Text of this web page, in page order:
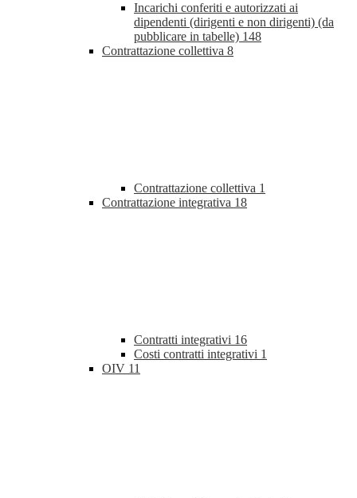
Incarichi conferiti e autorizzati ai
dipendenti (dirigenti e non dirigenti) (da
pubblicare in tabelle) 148
Contrattazione collettiva 8
Contrattazione collettiva 1
Contrattazione integrativa 18
Contratti integrativi 16
Costi contratti integrativi 1
OIV 11